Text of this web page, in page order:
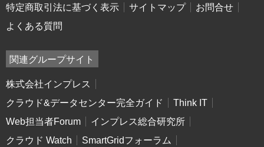
特定商取引法に基づく表示
サイトマップ
お問合せ
よくある質問
関連グループサイト
株式会社インプレス
クラウド&データセンター完全ガイド
Think IT
Web担当者Forum
インプレス総合研究所
クラウド Watch
SmartGridフォーラム